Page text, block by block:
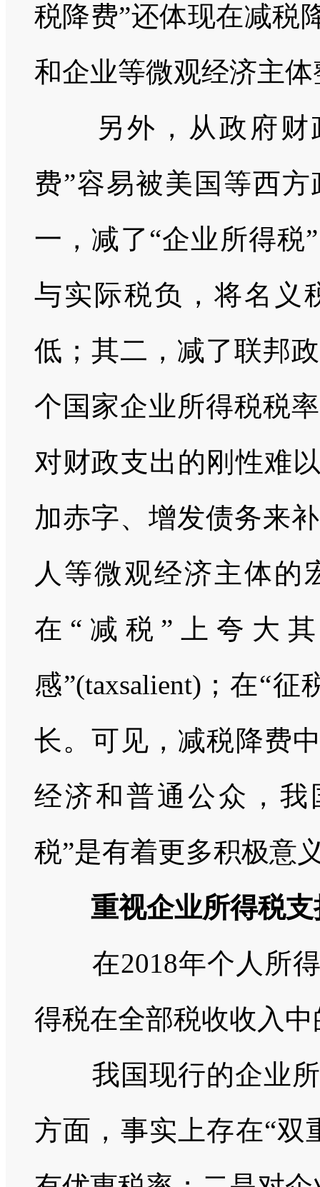
税降费”还体现在减税
和企业等微观经济主
另外，从政府
费”容易被美国等西
一，减了“企业所得税
与实际税负，将名义
低；其二，减了联邦
个国家企业所得税税
对财政支出的刚性难
加赤字、增发债务来
人等微观经济主体的
在“减税”上夸大
感”(taxsalient)；在“
长。可见，减税降费
经济和普通公众，
税”是有着更多积极意
重视企业所得税
在2018年个人所
得税在全部税收收入
我国现行的企业
方面，事实上存在“双